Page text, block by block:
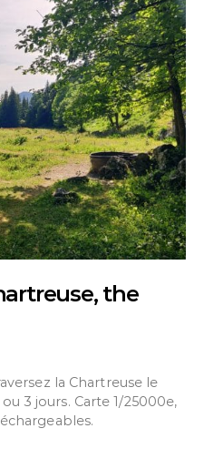
the
la Chartreuse le
3 jours. Carte 1/25000e,